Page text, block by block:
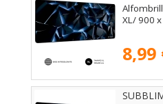
XL/ 900
8,99